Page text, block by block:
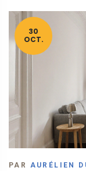
30
OCT.
PAR AURÉLIEN